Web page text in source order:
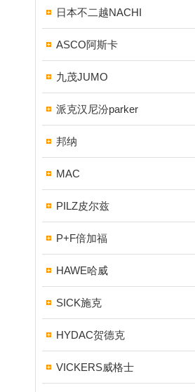
日本不二越NACHI
ASCO阿斯卡
九茂JUMO
派克汉尼汾parker
邦纳
MAC
PILZ皮尔兹
P+F倍加福
HAWE哈威
SICK施克
HYDAC贺德克
VICKERS威格士